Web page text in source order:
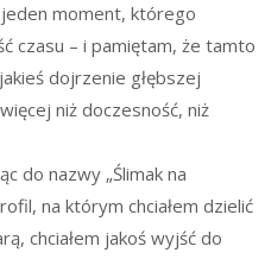
moment, którego
czasu – i pamiętam, że tamto
dojrzenie głębszej
niż doczesność, niż
do nazwy „Ślimak na
na którym chciałem dzielić
chciałem jakoś wyjść do